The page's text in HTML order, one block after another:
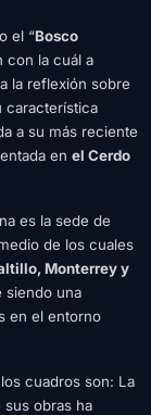
el “Bosco
con la cuál a
la reflexión sobre
característica
a su más reciente
en el Cerdo
es la sede de
de los cuales
Monterrey y
siendo una
en el entorno
cuadros son: La
sus obras ha